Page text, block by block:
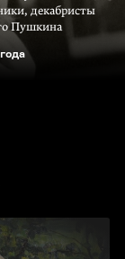
декабристы
Пушкина